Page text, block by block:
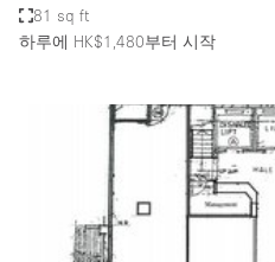
Liquor Licence
Multiple Rooms
Office Equipment
Private Parking
Raw
81 sq ft
하루에 HK$1,480부터 시작